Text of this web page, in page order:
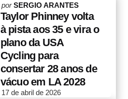
Posted
by
porSERGIO ARANTES
Taylor Phinney volta
à pista aos 35 e vira o
plano da USA
Cycling para
consertar 28 anos de
vácuo em LA 2028
17 de abril de 2026